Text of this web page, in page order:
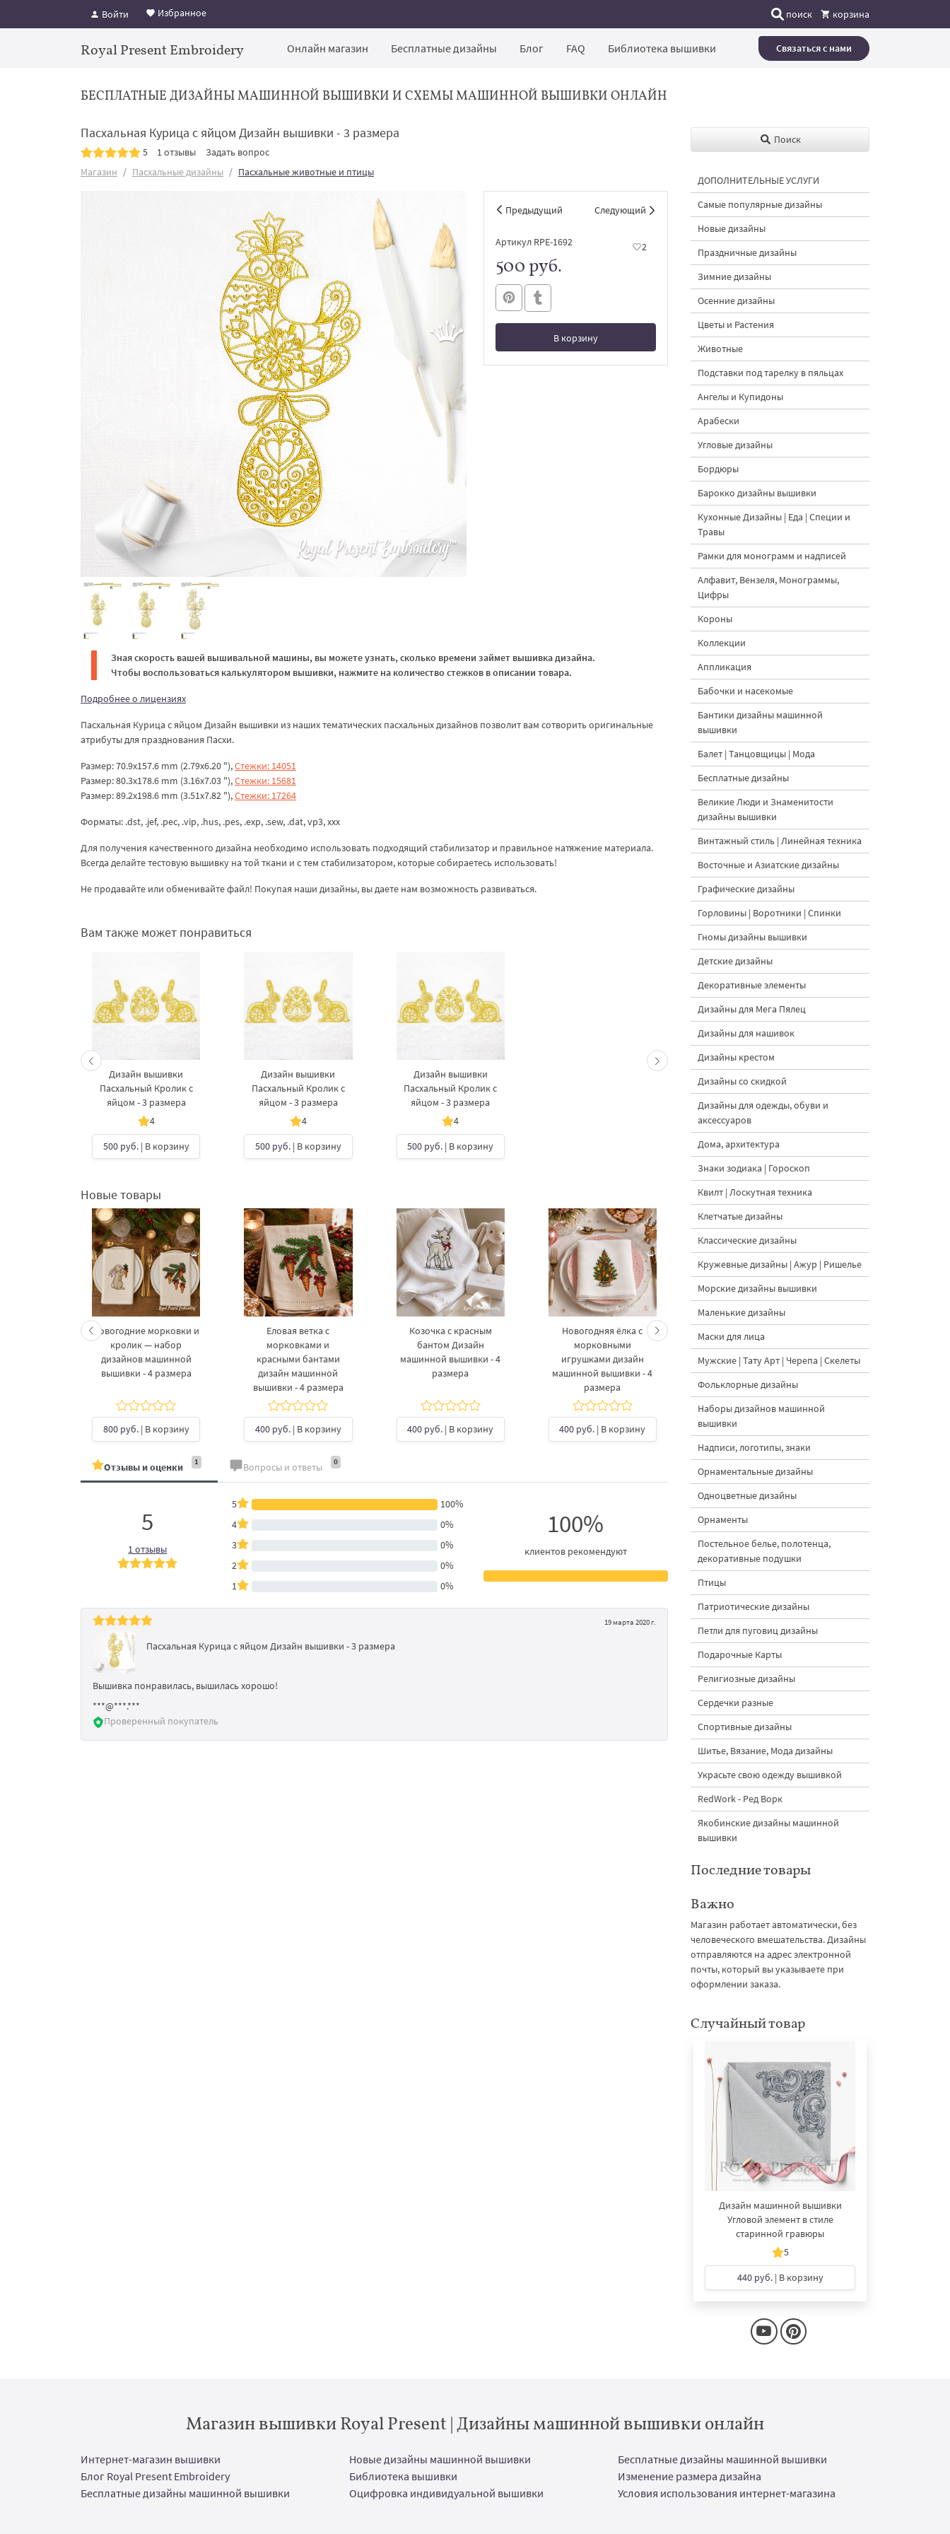
Войти Избранное поиск корзина
Royal Present Embroidery Онлайн магазин Бесплатные дизайны Блог FAQ Библиотека вышивки Связаться с нами
БЕСПЛАТНЫЕ ДИЗАЙНЫ МАШИННОЙ ВЫШИВКИ И СХЕМЫ МАШИННОЙ ВЫШИВКИ ОНЛАЙН
Пасхальная Курица с яйцом Дизайн вышивки - 3 размера
5 1 отзывы
Задать вопрос
Магазин
Пасхальные дизайны Пасхальные животные и птицы
Предыдущий Следующий
Артикул RPE-1692 2
500 руб.
В корзину
В корзине
Зная скорость вашей вышивальной машины, вы можете узнать, сколько времени займет вышивка дизайна.
Чтобы воспользоваться калькулятором вышивки, нажмите на количество стежков в описании товара.
Подробнее о лицензиях
Пасхальная Курица с яйцом Дизайн вышивки из наших тематических пасхальных дизайнов позволит вам сотворить оригинальные
атрибуты для празднования Пасхи.
Размер: 70.9x157.6 mm (2.79x6.20 "),Стежки: 14051
Размер: 80.3x178.6 mm (3.16x7.03 "),Стежки: 15681
Размер: 89.2x198.6 mm (3.51x7.82 "),Стежки: 17264
Форматы: .dst, .jef, .pec, .vip, .hus, .pes, .exp, .sew, .dat, vp3, ххх
Для получения качественного дизайна необходимо использовать подходящий стабилизатор и правильное натяжение материала.
Всегда делайте тестовую вышивку на той ткани и с тем стабилизатором, которые собираетесь использовать!
Не продавайте или обменивайте файл! Покупая наши дизайны, вы даете нам возможность развиваться.
Вам также может понравиться
Дизайн вышивки
Пасхальный Кролик с
яйцом - 3 размера
4
500 руб.| В корзину
Дизайн вышивки
Пасхальный Кролик с
яйцом - 3 размера
4
500 руб.| В корзину
Дизайн вышивки
Пасхальный Кролик с
яйцом - 3 размера
4
500 руб. | В корзину
Новые товары
Новогодние морковки и
кролик — набор
дизайнов машинной
вышивки - 4 размера
800 руб.| В корзину
Еловая ветка с
морковками и
красными бантами
дизайн машинной
вышивки - 4 размера
400 руб.| В корзину
Козочка с красным
бантом Дизайн
машинной вышивки - 4
размера
400 руб. | В корзину
Новогодняя ёлка с
морковными
игрушками дизайн
машинной вышивки - 4
размера
400 руб. | В корзину
морковками дизайн
машинной вышивки - 3
размера
500 руб.
дизайн машинной
Отзывы и оценки 1 Вопросы и ответы 0
5
1 отзывы
5
100%
4
0%
3
0%
2
0%
1
0%
100%
клиентов рекомендуют
19 марта 2020 г.
Пасхальная Курица с яйцом Дизайн вышивки - 3 размера
Вышивка понравилась, вышилась хорошо!
***@***.***
Проверенный покупатель
Поиск
ДОПОЛНИТЕЛЬНЫЕ УСЛУГИ
Самые популярные дизайны
Новые дизайны
Праздничные дизайны
Зимние дизайны
Осенние дизайны
Цветы и Растения
Животные
Подставки под тарелку в пяльцах
Ангелы и Купидоны
Арабески
Угловые дизайны
Бордюры
Барокко дизайны вышивки
Кухонные Дизайны | Еда | Специи и
Травы
Рамки для монограмм и надписей
Алфавит, Вензеля, Монограммы,
Цифры
Короны
Коллекции
Аппликация
Бабочки и насекомые
Бантики дизайны машинной
вышивки
Балет | Танцовщицы | Мода
Бесплатные дизайны
Великие Люди и Знаменитости
дизайны вышивки
Винтажный стиль | Линейная техника
Восточные и Азиатские дизайны
Графические дизайны
Горловины | Воротники | Спинки
Гномы дизайны вышивки
Детские дизайны
Декоративные элементы
Дизайны для Мега Пялец
Дизайны для нашивок
Дизайны крестом
Дизайны со скидкой
Дизайны для одежды, обуви и
аксессуаров
Дома, архитектура
Знаки зодиака | Гороскоп
Квилт | Лоскутная техника
Клетчатые дизайны
Классические дизайны
Кружевные дизайны | Ажур | Ришелье
Морские дизайны вышивки
Маленькие дизайны
Маски для лица
Мужские | Тату Арт | Черепа | Скелеты
Фольклорные дизайны
Наборы дизайнов машинной
вышивки
Надписи, логотипы, знаки
Орнаментальные дизайны
Одноцветные дизайны
Орнаменты
Постельное белье, полотенца,
декоративные подушки
Птицы
Патриотические дизайны
Петли для пуговиц дизайны
Подарочные Карты
Религиозные дизайны
Сердечки разные
Спортивные дизайны
Шитье, Вязание, Мода дизайны
Украсьте свою одежду вышивкой
RedWork - Ред Ворк
Якобинские дизайны машинной
вышивки
Последние товары
Важно
Магазин работает автоматически, без
человеческого вмешательства. Дизайны
отправляются на адрес электронной
почты, который вы указываете при
оформлении заказа.
Случайный товар
Дизайн машинной вышивки
Угловой элемент в стиле
старинной гравюры
5
440 руб.| В корзину
Магазин вышивки Royal Present | Дизайны машинной вышивки онлайн
Интернет-магазин вышивки Новые дизайны машинной вышивки
Бесплатные дизайны машинной вышивки
Блог Royal Present Embroidery
Библиотека вышивки
Изменение размера дизайна
Бесплатные дизайны машинной вышивки
Оцифровка индивидуальной вышивки Условия использования интернет-магазина